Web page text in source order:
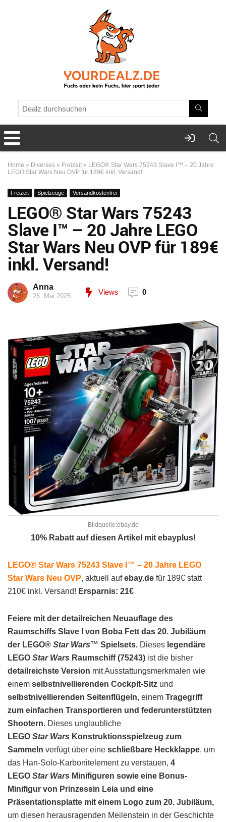
Home » Diverses » Freizeit » LEGO® Star Wars 75243 Slave I™ – 20 Jahre
LEGO Star Wars Neu OVP für 189€ inkl. Versand!
Freizeit Spielzeuge Versandkostenfrei
LEGO® Star Wars 75243
Slave I™ – 20 Jahre LEGO
Star Wars Neu OVP für 189€
inkl. Versand!
Anna
26. Mai 2025 Views 0
Bildquelle:ebay.de
10% Rabatt auf diesen Artikel mit ebayplus!
LEGO® Star Wars 75243 Slave I™ – 20 Jahre LEGO
Star Wars Neu OVP, aktuell aufebay.de für 189€ statt
210€ inkl. Versand! Ersparnis: 21€
Feiere mit der detailreichen Neuauflage des
Raumschiffs Slave I von Boba Fett das 20. Jubiläum
der LEGO® Star Wars™ Spielsets. Dieses legendäre
LEGO Star Wars Raumschiff (75243) ist die bisher
detailreichste Version mit Ausstattungsmerkmalen wie
einem selbstnivellierenden Cockpit-Sitz und
selbstnivellierenden Seitenflügeln, einem Tragegriff
zum einfachen Transportieren und federunterstützten
Shootern. Dieses unglaubliche
LEGO Star Wars Konstruktionsspielzeug zum
Sammeln verfügt über eine schließbare Heckklappe, um
das Han-Solo-Karbonitelement zu verstauen, 4
LEGO Star Wars Minifiguren sowie eine Bonus-
Minifigur von Prinzessin Leia und eine
Präsentationsplatte mit einem Logo zum 20. Jubiläum,
um diesen herausragenden Meilenstein in der Geschichte